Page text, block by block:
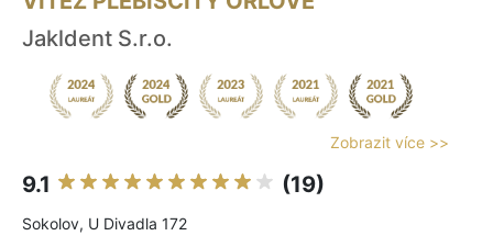
Jakldent S.r.o.
Zobrazit více >>
9.1 (19)
Sokolov, U Divadla 172